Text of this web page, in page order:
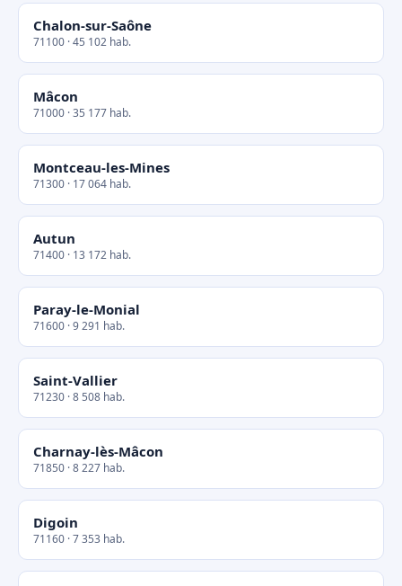
Chalon-sur-Saône
71100 · 45 102 hab.
Mâcon
71000 · 35 177 hab.
Montceau-les-Mines
71300 · 17 064 hab.
Autun
71400 · 13 172 hab.
Paray-le-Monial
71600 · 9 291 hab.
Saint-Vallier
71230 · 8 508 hab.
Charnay-lès-Mâcon
71850 · 8 227 hab.
Digoin
71160 · 7 353 hab.